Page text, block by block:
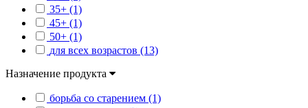
35+ (1)
45+ (1)
50+ (1)
для всех возрастов (13)
Назначение продукта
борьба со старением (1)